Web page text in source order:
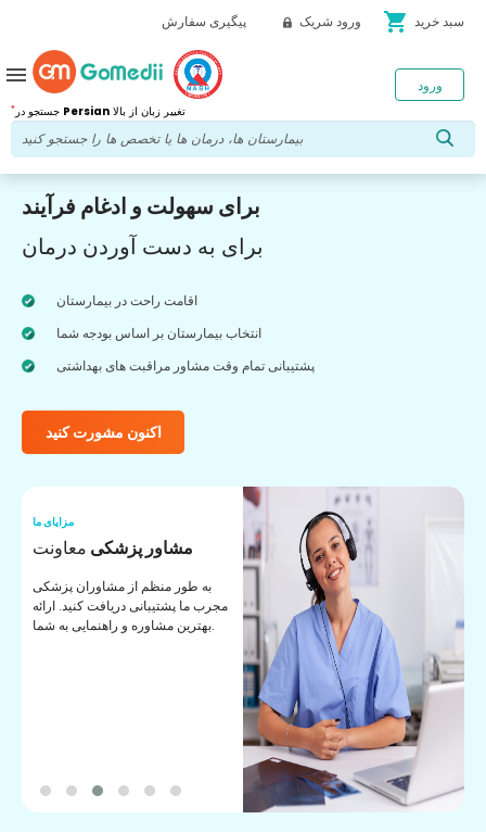
پیگیری سفارش ورود شریک shopping_cart سبد خرید
* Persian تغییر زبان از بالا
ورود menu
برای سهولت و ادغام فرآیند
برای به دست آوردن درمان
اقامت راحت در بیمارستان
انتخاب بیمارستان بر اساس بودجه شما
پشتیبانی تمام وقت مشاور مراقبت های بهداشتی
اکنون مشورت کنید
مزایای ما
مشاور پزشکی معاونت
به طور منظم از مشاوران پزشکی
مجرب ما پشتیبانی دریافت کنید. ارائه
بهترین مشاوره و راهنمایی به شما.